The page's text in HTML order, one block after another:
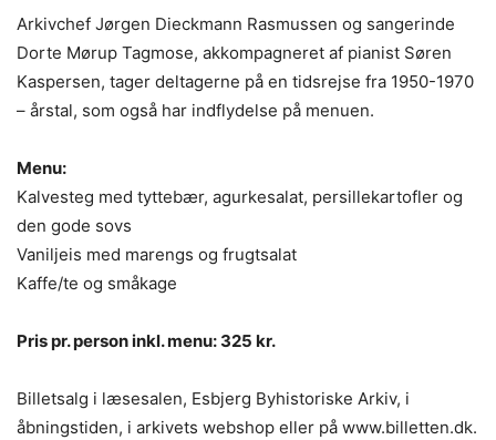
Arkivchef Jørgen Dieckmann Rasmussen og sangerinde
Dorte Mørup Tagmose, akkompagneret af pianist Søren
Kaspersen, tager deltagerne på en tidsrejse fra 1950-1970
– årstal, som også har indflydelse på menuen.
Menu:
Kalvesteg med tyttebær, agurkesalat, persillekartofler og
den gode sovs
Vaniljeis med marengs og frugtsalat
Kaffe/te og småkage
Pris pr. person inkl. menu: 325 kr.
Billetsalg i læsesalen, Esbjerg Byhistoriske Arkiv, i
åbningstiden, i arkivets webshop eller på www.billetten.dk.